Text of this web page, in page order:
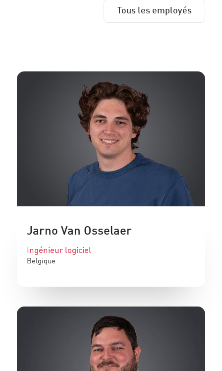
Tous les employés
Jarno Van Osselaer
Ingénieur logiciel
Belgique